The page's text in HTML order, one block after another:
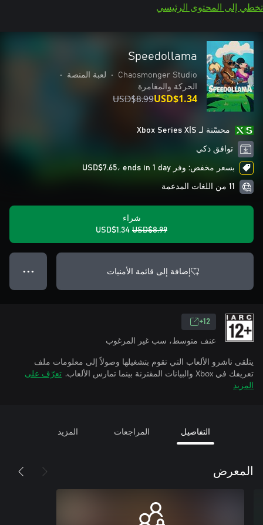
تخطي إلى المحتوى الرئيسي
Speedollama
Chaosmonger Studio
• لعبة المنصة
•
الحركة والمغامرة
USD$8.99USD$1.34
محسّنة لـ Xbox Series X|S
توافق ذكي
بسعر مخفض: وفر USD$7.65، ends in 1 day
11 من اللغات المدعمة
شراء
USD$8.99
USD$1.34
إضافة إلى قائمة الأمنيات ● ● ●
12+
عنف متوسط، سب غير المرغوب
يتلقى ناشرو الألعاب التي تقوم بتشغيلها وصولاً إلى معلومات ملف
تعريفك في Xbox والبيانات المقترنة بينما تمارس الألعاب.
تعرّف على
المزيد
التفاصيل المراجعات المزيد
المعرض